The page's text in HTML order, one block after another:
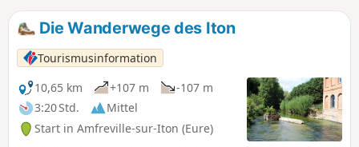
Die Wanderwege des Iton
Tourismusinformation
10,65 km
+107 m
-107 m
3:20 Std.
Mittel
Start in Amfreville-sur-Iton (Eure)